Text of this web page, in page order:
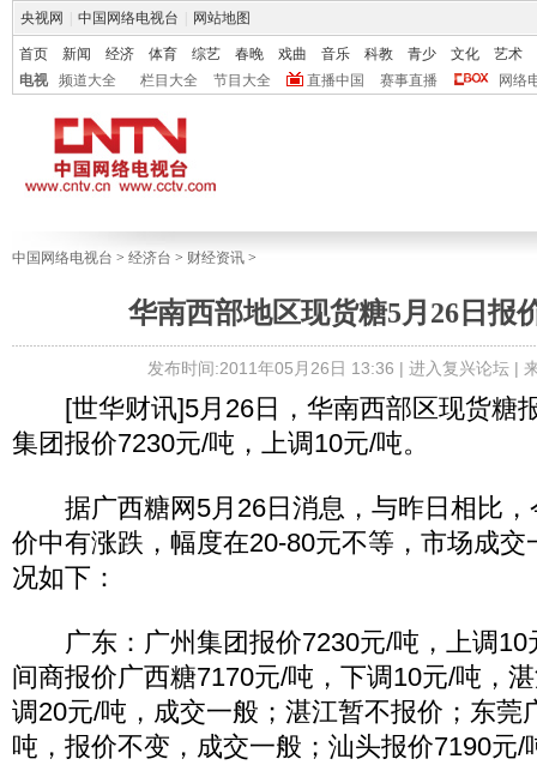
央视网 中国网络电视台 网站地图
首页 新闻 经济 体育 综艺 春晚 戏曲 音乐 科教 青少 文化
艺术
电视
频道大全 栏目大全 节目大全 直播中国 赛事直播 网络
中国网络电视台 > 经济台 > 财经资讯 >
华南西部地区现货糖5月26日报
发布时间:2011年05月26日 13:36 | 进入复兴论坛|
[世华财讯]5月26日，华南西部区现货糖
集团报价7230元/吨，上调10元/吨。
据广西糖网5月26日消息，与昨日相比，
价中有涨跌，幅度在20-80元不等，市场成
况如下：
广东：广州集团报价7230元/吨，上调10
间商报价广西糖7170元/吨，下调10元/吨，
调20元/吨，成交一般；湛江暂不报价；东莞
吨，报价不变，成交一般；汕头报价7190元/